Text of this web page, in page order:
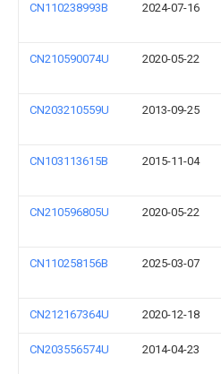
CN110238993B 2024-07-16
CN210590074U 2020-05-22
CN203210559U 2013-09-25
CN103113615B 2015-11-04
CN210596805U 2020-05-22
CN110258156B 2025-03-07
CN212167364U 2020-12-18
CN203556574U 2014-04-23